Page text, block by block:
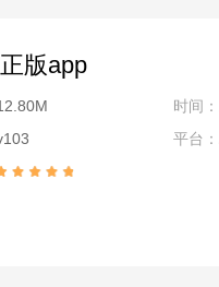
版app
时间：
平台：